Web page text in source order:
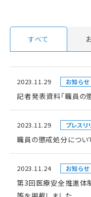
すべて
2023.11.29 お知らせ
記者発表資料「職員の
2023.11.29 プレスリ
職員の懲戒処分につい
2023.11.24 お知らせ
第3回医療安全推進体